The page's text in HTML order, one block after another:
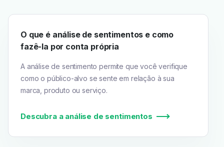
O que é análise de sentimentos e como
fazê-la por conta própria
A análise de sentimento permite que você verifique
como o público-alvo se sente em relação à sua
marca, produto ou serviço.
Descubra a análise de sentimentos